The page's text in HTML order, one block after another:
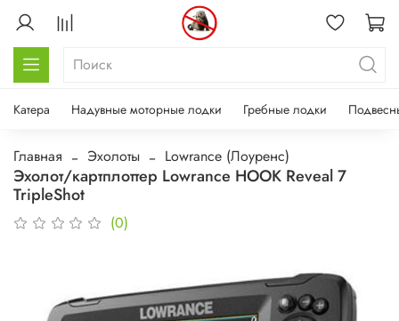
Катера Надувные моторные лодки Гребные лодки
Главная Эхолоты Lowrance (Лоуренс)
Эхолот/картплоттер Lowrance HOOK Reveal 7
TripleShot
(0)